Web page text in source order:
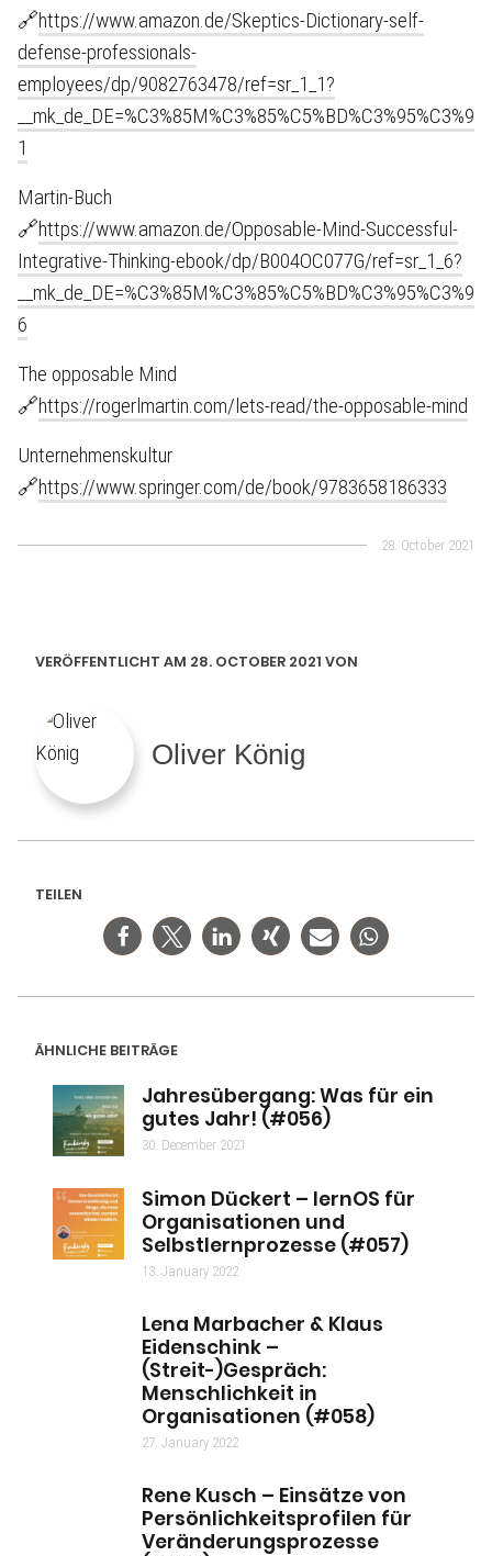
🔗https://www.amazon.de/Skeptics-Dictionary-self-
defense-professionals-
employees/dp/9082763478/ref=sr_1_1?
1
Martin-Buch
🔗https://www.amazon.de/Opposable-Mind-Successful-
Integrative-Thinking-ebook/dp/B004OC077G/ref=sr_1_6?
6
The opposable Mind
🔗https://rogerlmartin.com/lets-read/the-opposable-mind
Unternehmenskultur
🔗https://www.springer.com/de/book/9783658186333
28. October 2021
VERÖFFENTLICHT AM 28. OCTOBER 2021 VON
Oliver König
TEILEN
ÄHNLICHE BEITRÄGE
Jahresübergang: Was für ein
gutes Jahr! (#056)
30. December 2021
Simon Dückert – lernOS für
Organisationen und
Selbstlernprozesse (#057)
13. January 2022
Lena Marbacher & Klaus
Eidenschink –
(Streit-)Gespräch:
Menschlichkeit in
Organisationen (#058)
27. January 2022
Rene Kusch – Einsätze von
Persönlichkeitsprofilen für
Veränderungsprozesse